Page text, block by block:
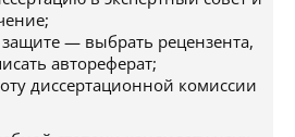
защите — выбрать рецензента,
автореферат;
диссертационной комиссии